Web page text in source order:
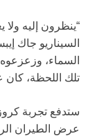
“ينظرون إليه
السيناريو جاك
السماء،
تلك اللحظة، كان
ستدفع تجربة
عرض الطيران